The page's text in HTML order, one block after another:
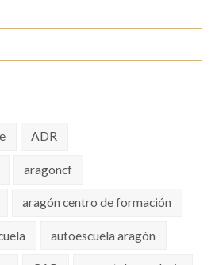
ADR
aragoncf
aragón centro de formación
autoescuela aragón